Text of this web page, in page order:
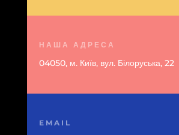
НАША АДРЕСА
04050, м. Київ, вул. Білоруська, 22
EMAIL